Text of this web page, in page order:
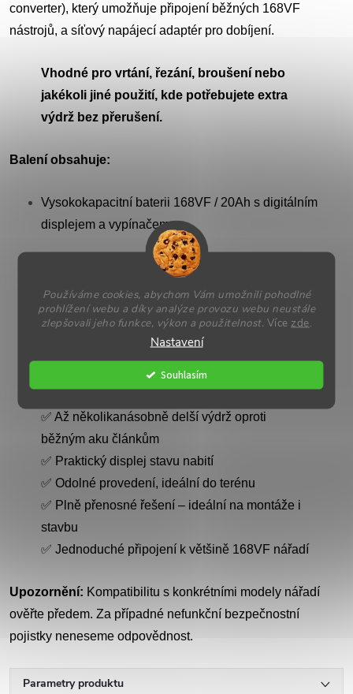
Používáme cookies, abychom Vám umožnili pohodlné
prohlížení webu a díky analýze provozu webu neustále
zlepšovali jeho funkce, výkon a použitelnost. Více zde.
Nastavení
Souhlasím
converter), který umožňuje připojení běžných 168VF
nástrojů, a síťový napájecí adaptér pro dobíjení.
Vhodné pro vrtání, řezání, broušení nebo
jakékoli jiné použití, kde potřebujete extra
výdrž bez přerušení.
Balení obsahuje:
Vysokokapacitní baterii 168VF / 20Ah s digitálním
displejem a vypínačem
Napájecí adaptér (nabíječku)
Konektorový výstupní adaptér pro nářadí
Přenosný batoh pro komfortní nošení
✅ Až několikanásobně delší výdrž oproti
běžným aku článkům
✅ Praktický displej stavu nabití
✅ Odolné provedení, ideální do terénu
✅ Plně přenosné řešení – ideální na montáže i
stavbu
✅ Jednoduché připojení k většině 168VF nářadí
Upozornění: Kompatibilitu s konkrétními modely nářadí
ověřte předem. Za případné nefunkční bezpečnostní
pojistky neneseme odpovědnost.
Parametry produktu